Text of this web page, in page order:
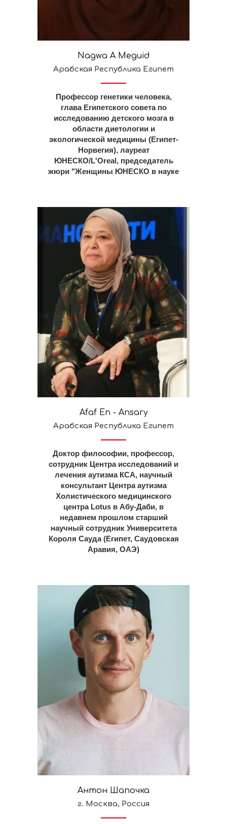
Nagwa A Meguid
Арабская Республика Египет
Профессор генетики человека,
глава Египетского совета по
исследованию детского мозга в
области диетологии и
экологической медицины (Египет-
Норвегия), лауреат
ЮНЕСКО/L'Oreal, председатель
жюри "Женщины ЮНЕСКО в науке
Afaf En - Ansary
Арабская Республика Египет
Доктор философии, профессор,
сотрудник Центра исследований и
лечения аутизма КСА, научный
консультант Центра аутизма
Холистического медицинского
центра Lotus в Абу-Даби, в
недавнем прошлом старший
научный сотрудник Университета
Короля Сауда (Египет, Саудовская
Аравия, ОАЭ)
Антон Шапочка
г. Москва, Россия